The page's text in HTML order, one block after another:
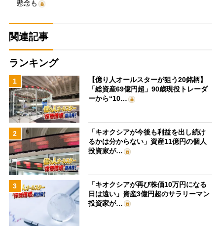
懸念も
関連記事
ランキング
1
【億り人オールスターが狙う20銘柄】
「総資産69億円超」90歳現役トレーダ
ーから“10…
2
「キオクシアが今後も利益を出し続け
るかは分からない」資産11億円の個人
投資家が…
3
「キオクシアが再び株価10万円になる
日は遠い」資産3億円超のサラリーマン
投資家が…